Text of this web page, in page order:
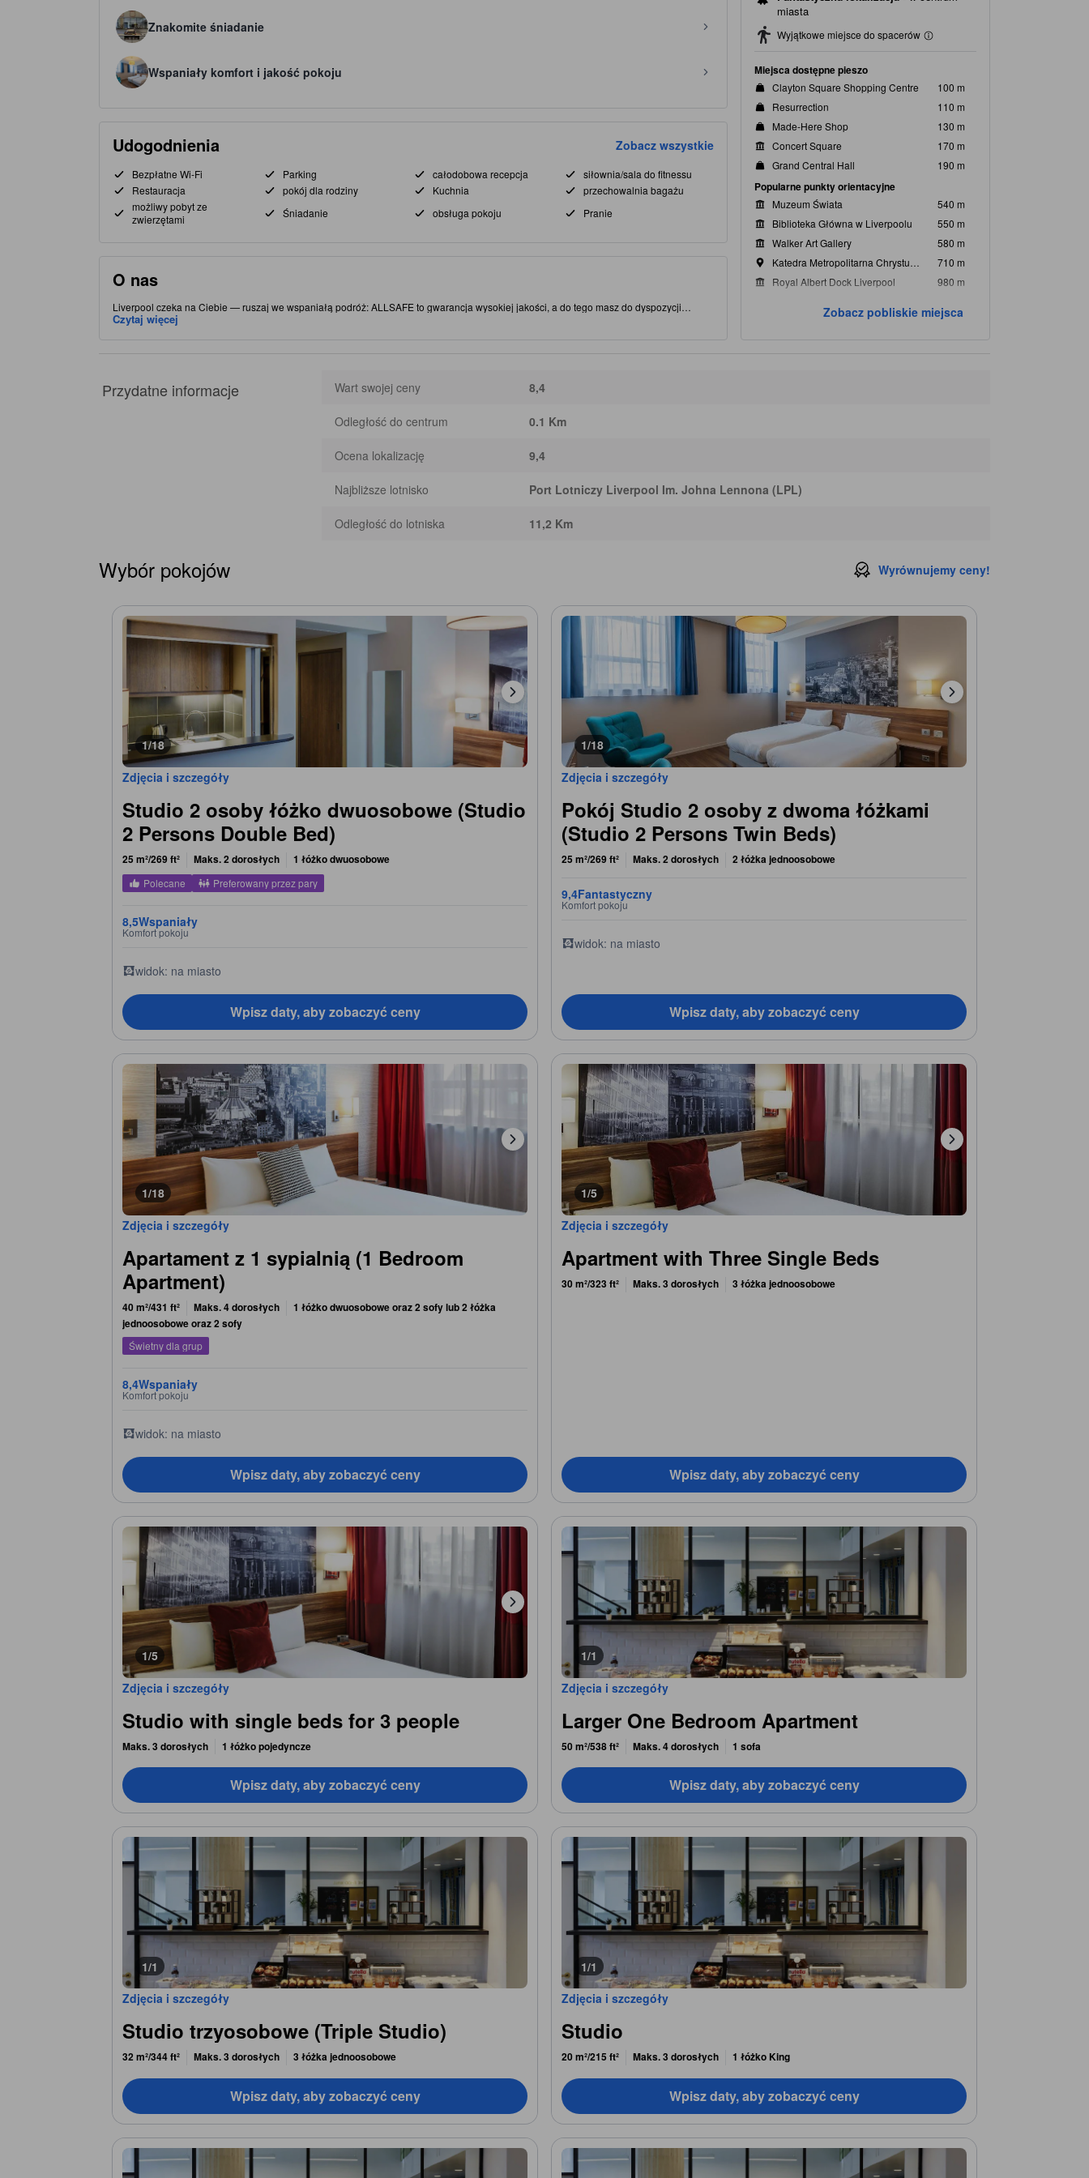
Znakomite śniadanie
Wspaniały komfort i jakość pokoju
Udogodnienia Zobacz wszystkie
Bezpłatne Wi-Fi Parking całodobowa recepcja
siłownia/sala do fitnessu
Restauracja
pokój dla rodziny Kuchnia
przechowalnia bagażu
możliwy pobyt ze
zwierzętami
Śniadanie obsługa pokoju Pranie
O nas
Liverpool czeka na Ciebie — ruszaj we wspaniałą podróż: ALLSAFE to gwarancja wysokiej jakości, a do tego masz do dyspozycji
bezpłatne Wi-Fi we wszystkich pokojach. Strategiczne umiejscowienie (Liverpool - centrum) zapewnia łatwy dostęp do miejscowych
atrakcji i widoków. Ten 4.0-gwiazdkowy obiekt zapewnia usługi wysokiej jakości, a goście mają na miejscu do dyspozycji centrum fitness
Czytaj więcej
miasta
Wyjątkowe miejsce do spacerów
Miejsca dostępne pieszo
Clayton Square Shopping Centre
100 m
Resurrection
110 m
Made-Here Shop
130 m
Concert Square
170 m
Grand Central Hall
190 m
Popularne punkty orientacyjne
Muzeum Świata
540 m
Biblioteka Główna w Liverpoolu
550 m
Walker Art Gallery
580 m
Katedra Metropolitarna Chrystusa Króla
710 m
Royal Albert Dock Liverpool
980 m
80 m
Zobacz pobliskie miejsca
Przydatne informacje Wart swojej ceny 8,4
Odległość do centrum 0.1 Km
Ocena lokalizację 9,4
Najbliższe lotnisko Port Lotniczy Liverpool Im. Johna Lennona (LPL)
Odległość do lotniska 11,2 Km
Wybór pokojów Wyrównujemy ceny!
1/18
Zdjęcia i szczegóły
Studio 2 osoby łóżko dwuosobowe (Studio
2 Persons Double Bed)
25 m²/269 ft² Maks. 2 dorosłych 1 łóżko dwuosobowe
Polecane Preferowany przez pary
8,5Wspaniały
Komfort pokoju
widok: na miasto
Wpisz daty, aby zobaczyć ceny
1/18
Zdjęcia i szczegóły
Pokój Studio 2 osoby z dwoma łóżkami
(Studio 2 Persons Twin Beds)
25 m²/269 ft² Maks. 2 dorosłych 2 łóżka jednoosobowe
9,4Fantastyczny
Komfort pokoju
widok: na miasto
Wpisz daty, aby zobaczyć ceny
1/18
Zdjęcia i szczegóły
Apartament z 1 sypialnią (1 Bedroom
Apartment)
40 m²/431 ft² Maks. 4 dorosłych
1 łóżko dwuosobowe oraz 2 sofy lub 2 łóżka
jednoosobowe oraz 2 sofy
Świetny dla grup
8,4Wspaniały
Komfort pokoju
widok: na miasto
Wpisz daty, aby zobaczyć ceny
1/5
Zdjęcia i szczegóły
Apartment with Three Single Beds
30 m²/323 ft² Maks. 3 dorosłych 3 łóżka jednoosobowe
Wpisz daty, aby zobaczyć ceny
1/5
Zdjęcia i szczegóły
Studio with single beds for 3 people
Maks. 3 dorosłych 1 łóżko pojedyncze
Wpisz daty, aby zobaczyć ceny
1/1
Zdjęcia i szczegóły
Larger One Bedroom Apartment
50 m²/538 ft² Maks. 4 dorosłych 1 sofa
Wpisz daty, aby zobaczyć ceny
1/1
Zdjęcia i szczegóły
Studio trzyosobowe (Triple Studio)
32 m²/344 ft² Maks. 3 dorosłych 3 łóżka jednoosobowe
Wpisz daty, aby zobaczyć ceny
1/1
Zdjęcia i szczegóły
Studio
20 m²/215 ft² Maks. 3 dorosłych 1 łóżko King
Wpisz daty, aby zobaczyć ceny